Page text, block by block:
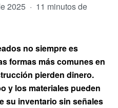
2025 · 11 minutos de
no siempre es
formas más comunes en
pierden dinero.
y los materiales pueden
su inventario sin señales